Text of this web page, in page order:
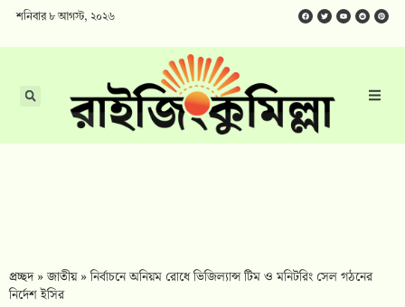
শনিবার ৮ আগস্ট, ২০২৬
প্রচ্ছদ»জাতীয়»নির্বাচনে অনিয়ম রোধে ভিজিল্যান্স টিম ও মনিটরিং সেল গঠনের
নির্দেশ ইসির